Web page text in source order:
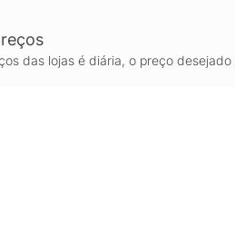
das lojas é diária, o preço